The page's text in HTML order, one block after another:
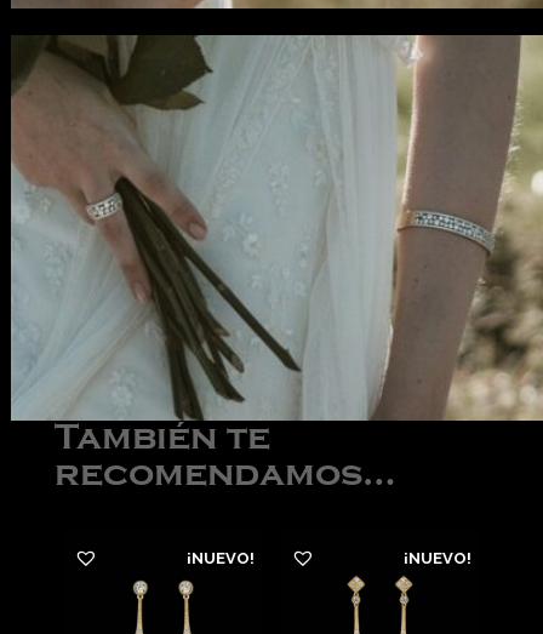
También te
recomendamos…
¡NUEVO! ¡NUEVO!